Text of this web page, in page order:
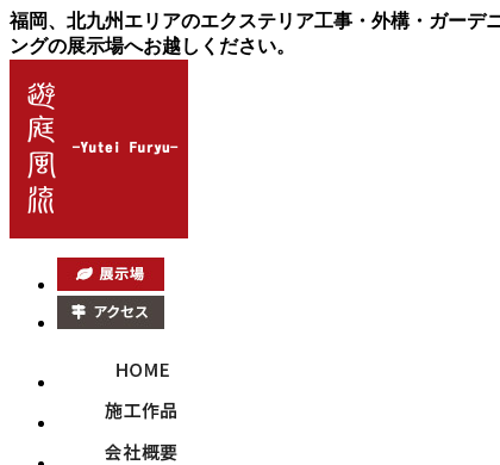
福岡、北九州エリアのエクステリア工事・外構・ガー
ングの展示場へお越しください。